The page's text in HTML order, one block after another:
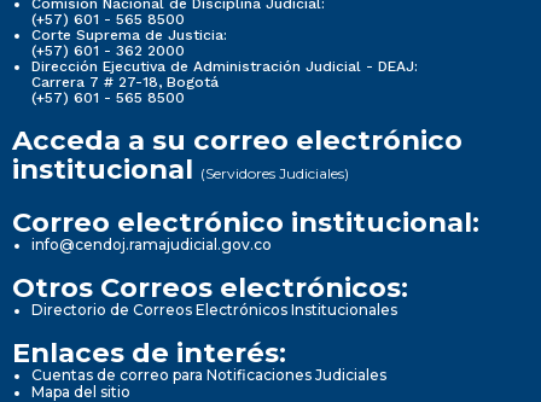
Comisión Nacional de Disciplina Judicial:
(+57) 601 - 565 8500
Corte Suprema de Justicia:
(+57) 601 - 362 2000
Dirección Ejecutiva de Administración Judicial - DEAJ:
Carrera 7 # 27-18, Bogotá
(+57) 601 - 565 8500
Acceda a su correo electrónico
institucional (Servidores Judiciales)
Correo electrónico institucional:
info@cendoj.ramajudicial.gov.co
Otros Correos electrónicos:
Directorio de Correos Electrónicos Institucionales
Enlaces de interés:
Cuentas de correo para Notificaciones Judiciales
Mapa del sitio